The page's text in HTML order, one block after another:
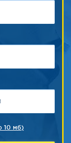
10 мб)